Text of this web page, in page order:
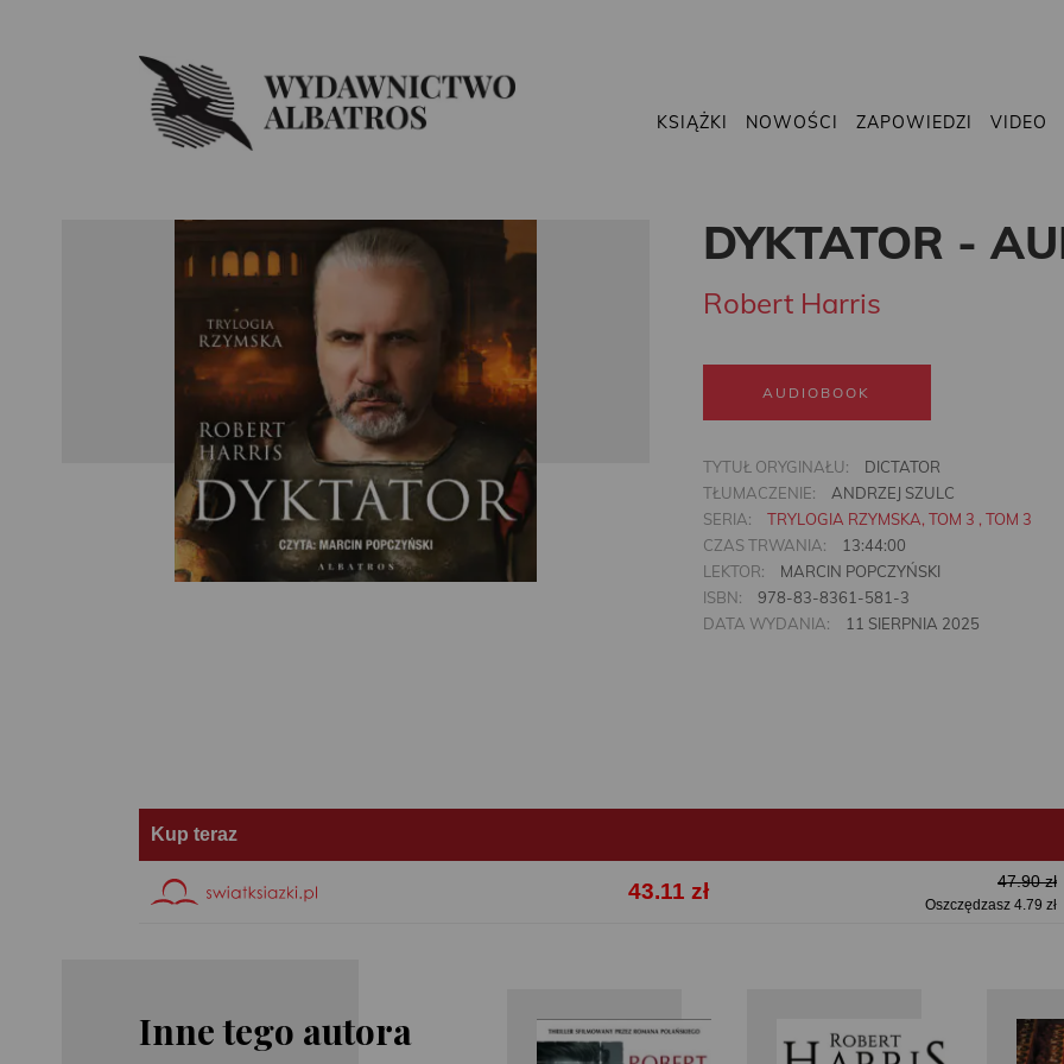
KSIĄŻKI NOWOŚCI ZAPOWIEDZI VIDEO
DYKTATOR -
Robert Harris
AUDIOBOOK
TYTUŁ ORYGINAŁU:
DICTATOR
TŁUMACZENIE:
ANDRZEJ SZULC
SERIA:
TRYLOGIA RZYMSKA, TOM 3 , TOM 3
CZAS TRWANIA:
13:44:00
LEKTOR:
MARCIN POPCZYŃSKI
ISBN:
978-83-8361-581-3
DATA WYDANIA:
11 SIERPNIA 2025
Kup teraz
43.11 zł 47.90 zł
Oszczędzasz 4.79 zł
Inne tego autora
Robert
Robert
Robert
Robert